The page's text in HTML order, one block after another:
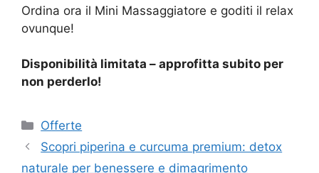
Ordina ora il Mini Massaggiatore e goditi il relax
ovunque!
Disponibilità limitata – approfitta subito per
non perderlo!
Categorie
Offerte
Scopri piperina e curcuma premium: detox
naturale per benessere e dimagrimento